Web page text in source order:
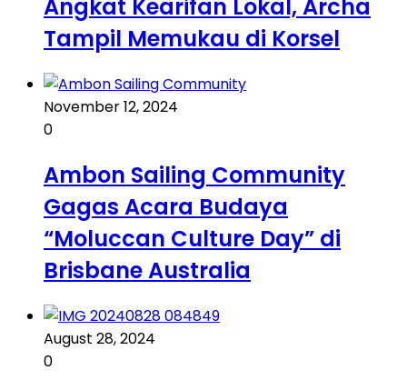
Angkat Kearifan Lokal, Archa
Tampil Memukau di Korsel
November 12, 2024
0
Ambon Sailing Community
Gagas Acara Budaya
“Moluccan Culture Day” di
Brisbane Australia
August 28, 2024
0